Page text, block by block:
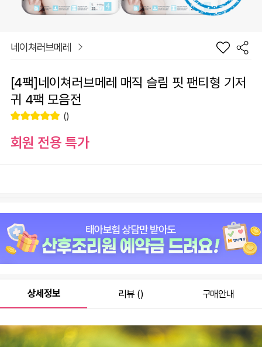
네이쳐러브메레
[4팩]네이쳐러브메레 매직 슬림 핏 팬티형 기저
귀 4팩 모음전
()
회원 전용 특가
총 상품 금액 0원
바
니
선
하
기
상세정보 리뷰 () 구매안내